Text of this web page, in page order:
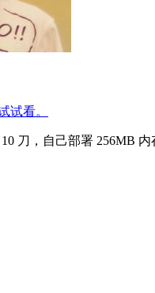
试看。
刀，自己部署 256MB 内